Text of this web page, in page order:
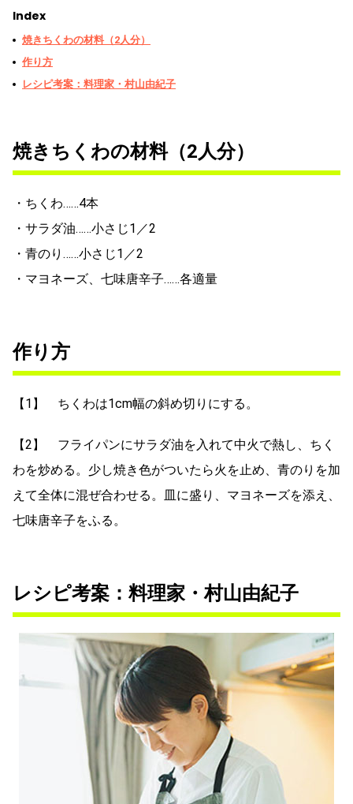
Index
焼きちくわの材料（2人分）
作り方
レシピ考案：料理家・村山由紀子
焼きちくわの材料（2人分）
・ちくわ……4本
・サラダ油……小さじ1／2
・青のり……小さじ1／2
・マヨネーズ、七味唐辛子……各適量
作り方
【1】 ちくわは1cm幅の斜め切りにする。
【2】 フライパンにサラダ油を入れて中火で熱し、ちく
わを炒める。少し焼き色がついたら火を止め、青のりを加
えて全体に混ぜ合わせる。皿に盛り、マヨネーズを添え、
七味唐辛子をふる。
レシピ考案：料理家・村山由紀子